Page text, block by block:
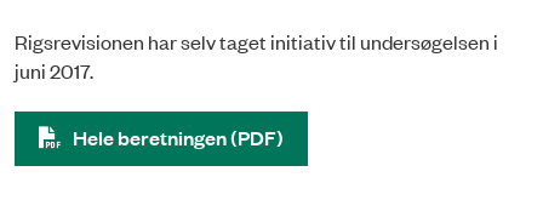
Rigsrevisionen har selv taget initiativ til undersøgelsen i
juni 2017.
Hele beretningen (PDF)